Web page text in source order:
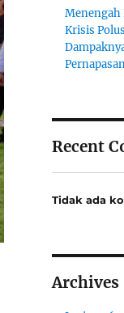
Menengah
Krisis
Recent
Tidak ada
Archives